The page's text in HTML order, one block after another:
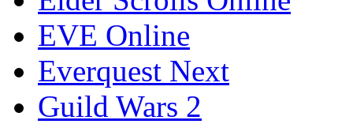
EVE Online
Everquest Next
Guild Wars 2